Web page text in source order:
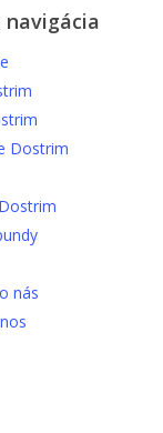
navigácia
Dostrim
nás